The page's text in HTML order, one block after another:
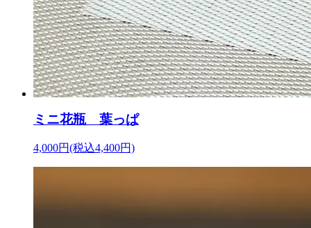
ミニ花瓶 葉っぱ
4,000円(税込4,400円)